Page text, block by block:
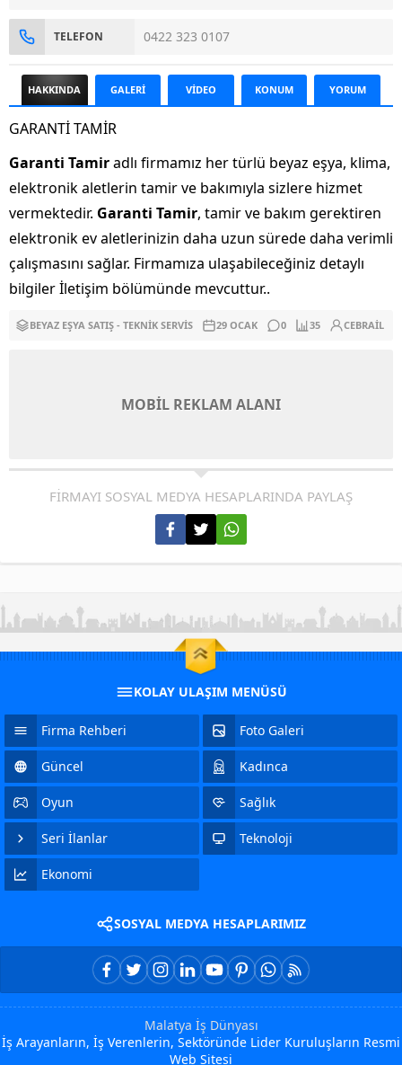
TELEFON 0422 323 0107
HAKKINDA GALERİ VİDEO KONUM YORUM
GARANTİ TAMİR
Garanti Tamiradlı firmamız her türlü beyaz eşya, klima,
elektronik aletlerin tamir ve bakımıyla sizlere hizmet
vermektedir. Garanti Tamir, tamir ve bakım gerektiren
elektronik ev aletlerinizin daha uzun sürede daha verimli
çalışmasını sağlar. Firmamıza ulaşabileceğiniz detaylı
bilgiler İletişim bölümünde mevcuttur..
BEYAZ EŞYA SATIŞ - TEKNIK SERVIS 29 OCAK 0 35 CEBRAIL
MOBİL REKLAM ALANI
FİRMAYI SOSYAL MEDYA HESAPLARINDA PAYLAŞ
KOLAY ULAŞIM MENÜSÜ
Firma Rehberi Foto Galeri
Güncel Kadınca
Oyun Sağlık
Seri İlanlar Teknoloji
Ekonomi
SOSYAL MEDYA HESAPLARIMIZ
Malatya İş Dünyası
İş Arayanların, İş Verenlerin, Sektöründe Lider Kuruluşların Resmi
Web Sitesi